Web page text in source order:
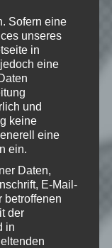
their
Take-
other
Sofern eine
unseres
in
eine
und
keine
eine
ein.
Daten,
E-Mail-
betroffenen
der
in